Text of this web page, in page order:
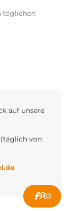
täglichen
auf unsere
(täglich von